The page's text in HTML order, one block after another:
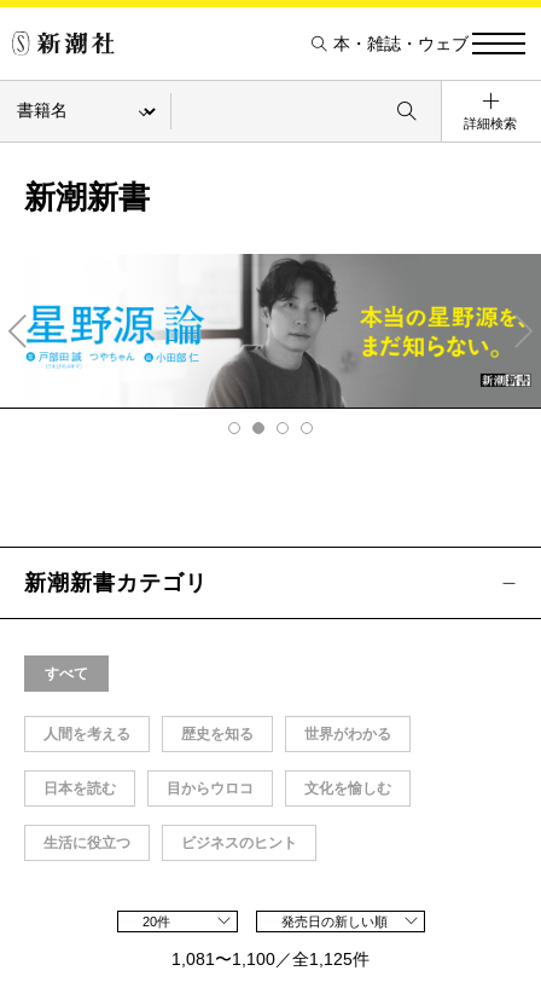
本・雑誌・ウェブ
詳細検索
新潮新書
v
Ne
xt
新潮新書カテゴリ
すべて
人間を考える 歴史を知る 世界がわかる
日本を読む 目からウロコ 文化を愉しむ
生活に役立つ ビジネスのヒント
20件 発売日の新しい順
1,081〜1,100／全1,125件